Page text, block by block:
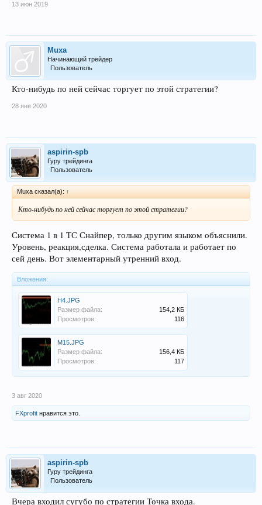
13 июн 2019
Muxa
Начинающий трейдер
Пользователь
Кто-нибудь по ней сейчас торгует по этой стратегии?
28 янв 2020
aspirin-spb
Гуру трейдинга
Пользователь
Muxa сказал(а): ↑
Кто-нибудь по ней сейчас торгует по этой стратегии?
Система 1 в 1 ТС Снайпер, только другим языком объяснили.
Уровень, реакция,сделка. Система работала и работает по
сей день. Вот элементарный утренний вход.
Вложения:
H4.JPG
Размер файла:
154,2 КБ
Просмотров:
116
M15.JPG
Размер файла:
156,4 КБ
Просмотров:
117
3 авг 2020
FXprofit нравится это.
aspirin-spb
Гуру трейдинга
Пользователь
Вчера входил сугубо по стратегии Точка входа.